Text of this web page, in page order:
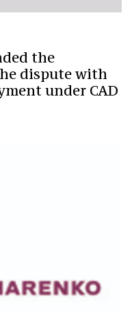
the
dispute with
under CAD